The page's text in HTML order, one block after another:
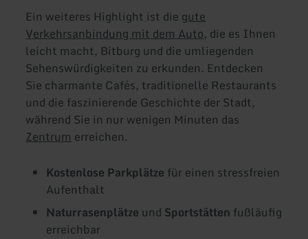
Ein weiteres Highlight ist diegute
Verkehrsanbindung mit dem Auto, die es Ihnen
leicht macht, Bitburg und die umliegenden
Sehenswürdigkeiten zu erkunden. Entdecken
Sie charmante Cafés, traditionelle Restaurants
und die faszinierende Geschichte der Stadt,
während Sie in nur wenigen Minuten das
Zentrumerreichen.
Kostenlose Parkplätze für einen stressfreien
Aufenthalt
Naturrasenplätze und Sportstätten fußläufig
erreichbar